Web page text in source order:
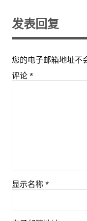
发表回复
您的电子邮箱地址不
评论 *
显示名称 *